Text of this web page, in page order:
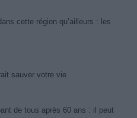
cette région qu’ailleurs : les
sauver votre vie
de tous après 60 ans : il peut